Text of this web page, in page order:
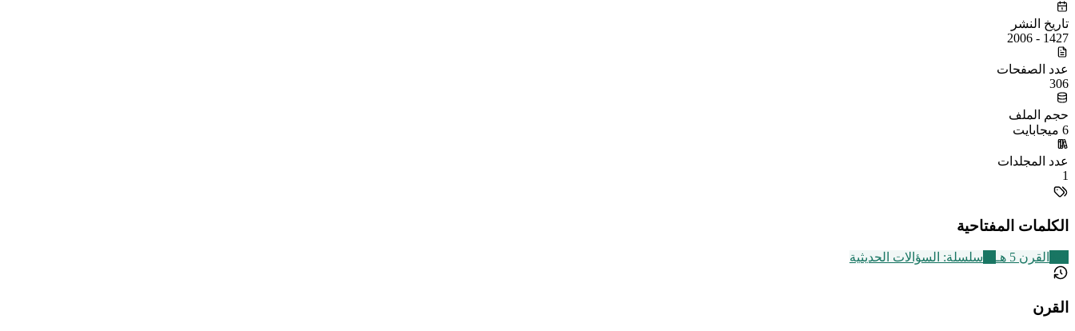
تاريخ النشر
1427 - 2006
عدد الصفحات
306
حجم الملف
6 ميجابايت
عدد المجلدات
1
الكلمات المفتاحية
القرن 5 هـ سلسلة: السؤالات الحديثية
القرن